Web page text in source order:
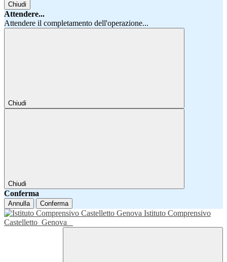
Chiudi
Attendere...
Attendere il completamento dell'operazione...
Chiudi
Chiudi
Conferma
Annulla Conferma
Istituto Comprensivo
Castelletto Genova